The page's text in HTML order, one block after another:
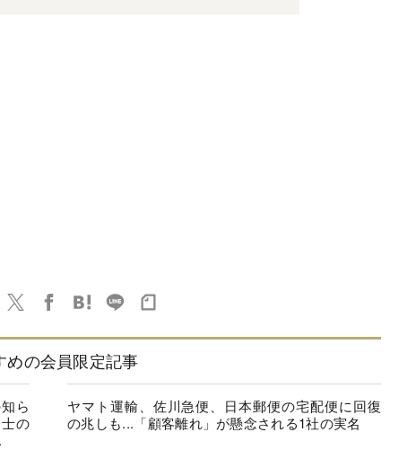
めの会員限定記事
ら
の
ヤマト運輸、佐川急便、日本郵便の宅配便に回復
の兆しも...「顧客離れ」が懸念される1社の実名